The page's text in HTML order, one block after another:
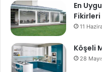
En
11
Köşeli
28